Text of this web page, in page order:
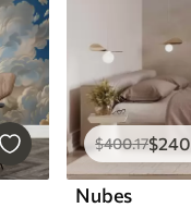
$400.17$240
Nubes